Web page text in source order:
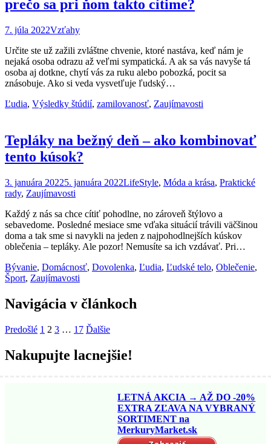
prečo sa pri ňom takto cítime?
7. júla 2022Vzťahy
Určite ste už zažili zvláštne chvenie, ktoré nastáva, keď nám je
nejaká osoba odrazu až veľmi sympatická. A ak sa vás navyše tá
osoba aj dotkne, chytí vás za ruku alebo pobozká, pocit sa
znásobuje. Ako si veda vysvetľuje ľudský…
Ľudia, Výsledky štúdií, zamilovanosť, Zaujímavosti
Tepláky na bežný deň – ako kombinovať
tento kúsok?
3. januára 20225. januára 2022LifeStyle, Móda a krása, Praktické
rady, Zaujímavosti
Každý z nás sa chce cítiť pohodlne, no zároveň štýlovo a
sebavedome. Posledné mesiace sme vďaka situácií trávili väčšinou
doma a tak sme si navykli na jeden z najpohodlnejších kúskov
oblečenia – tepláky. Ale pozor! Nemusíte sa ich vzdávať. Pri…
Bývanie, Domácnosť, Dovolenka, Ľudia, Ľudské telo, Oblečenie,
Šport, Zaujímavosti
Navigácia v článkoch
Predošlé 1 2 3 … 17 Ďalšie
Nakupujte lacnejšie!
LETNÁ AKCIA → AŽ DO -20%
EXTRA ZĽAVA NA VYBRANÝ
SORTIMENT na
MerkuryMarket.sk